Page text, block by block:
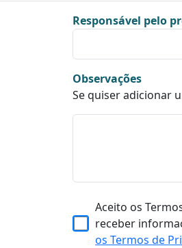
Responsável pelo
Observações
Se quiser adicionar
Aceito os
receber
os Termos de